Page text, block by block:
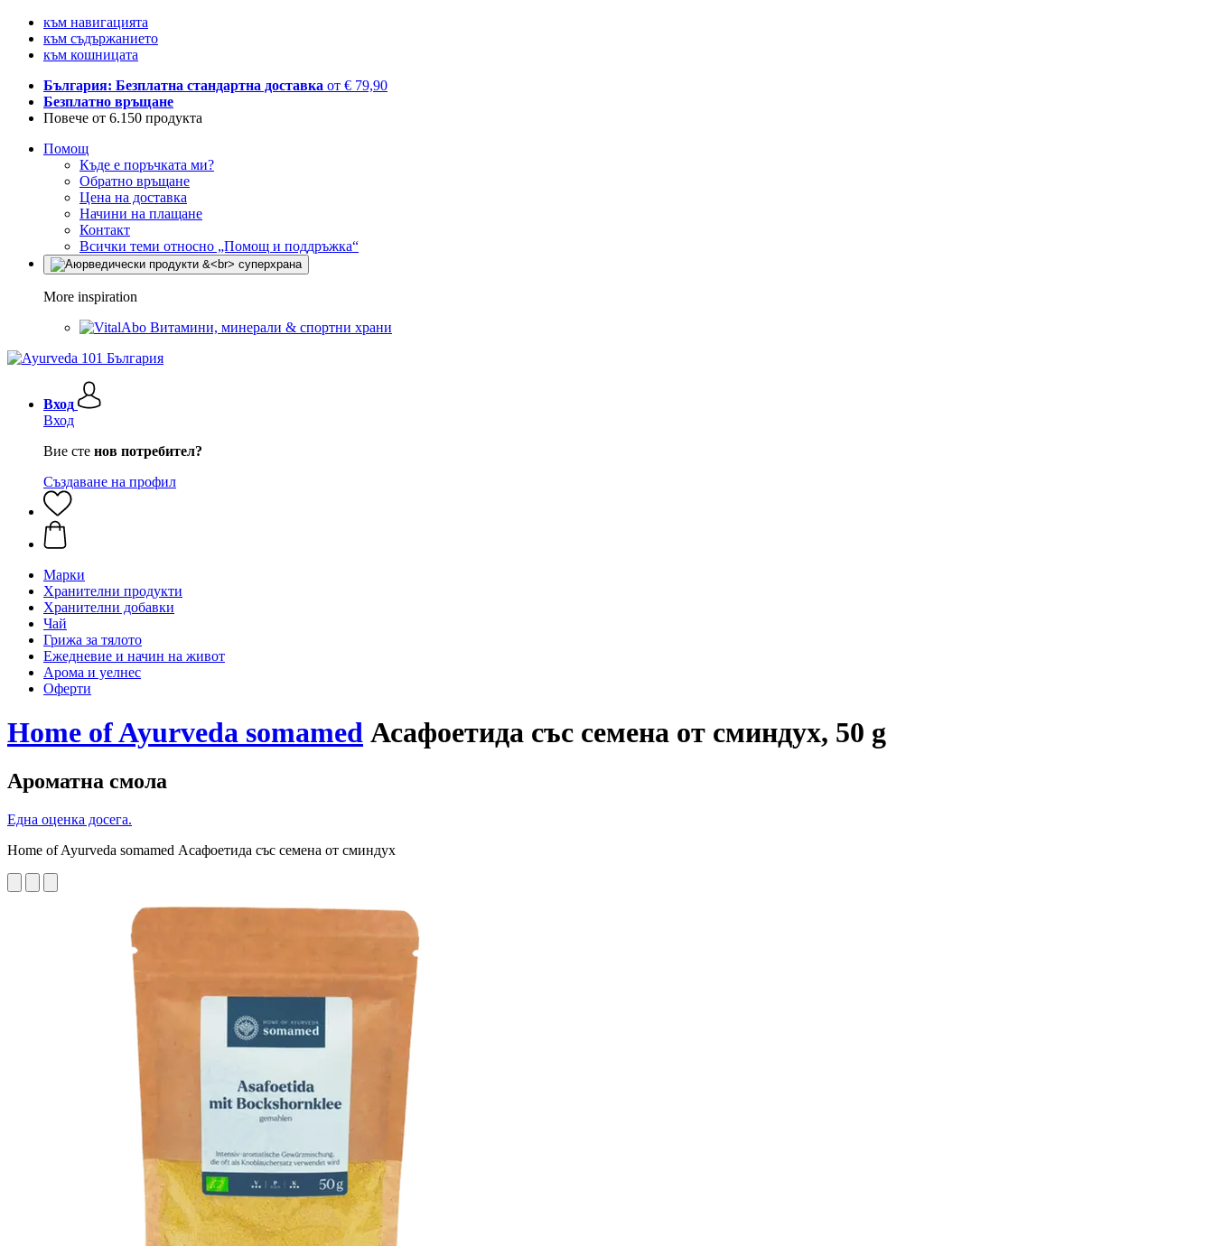
към навигацията
към съдържанието
към кошницата
България: Безплатна стандартна доставка от € 79,90
Безплатно връщане
Повече от 6.150 продукта
Помощ
Къде е поръчката ми?
Обратно връщане
Цена на доставка
Начини на плащане
Контакт
Всички теми относно „Помощ и поддръжка“
More inspiration
Витамини, минерали & спортни храни
Вход
Вход
Вие сте нов потребител?
Създаване на профил
Марки
Хранителни продукти
Хранителни добавки
Чай
Грижа за тялото
Ежедневие и начин на живот
Арома и уелнес
Оферти
Home of Ayurveda somamed Асафоетида със семена от сминдух, 50 g
Ароматна смола
Една оценка досега.
Home of Ayurveda somamed Асафоетида със семена от сминдух